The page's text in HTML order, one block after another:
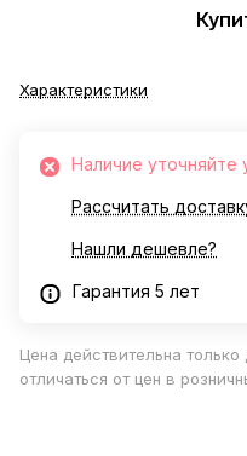
Характеристики
Наличие
Рассчитать
Нашли дешевле?
Гарантия 5 лет
Цена действительна
отличаться от цен в